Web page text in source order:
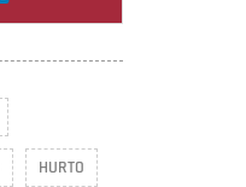
HURTO